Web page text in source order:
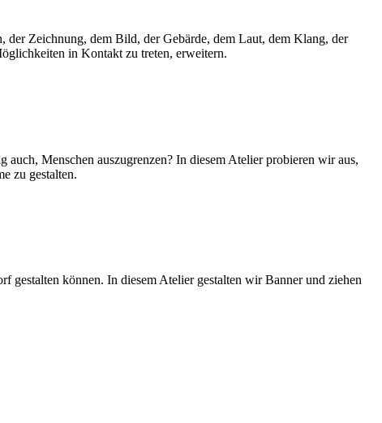
der Zeichnung, dem Bild, der Gebärde, dem Laut, dem Klang, der
in Kontakt zu treten, erweitern.
Menschen auszugrenzen? In diesem Atelier probieren wir aus,
zu gestalten.
gestalten können. In diesem Atelier gestalten wir Banner und ziehen